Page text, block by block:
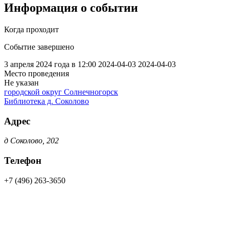
Информация о событии
Когда проходит
Событие завершено
3 апреля 2024 года в 12:00 2024-04-03 2024-04-03
Место проведения
Не указан
городской округ Солнечногорск
Библиотека д. Соколово
Адрес
д Соколово, 202
Телефон
+7 (496) 263-3650